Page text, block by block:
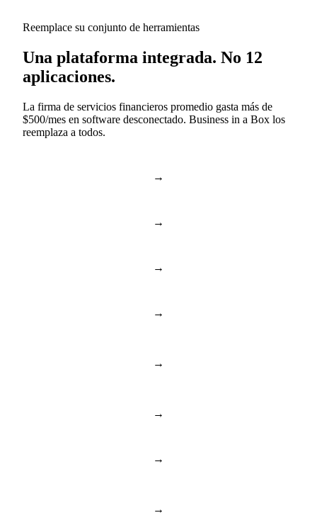
Reemplace su conjunto de herramientas
Una plataforma integrada. No 12
aplicaciones.
La firma de servicios financieros promedio gasta más de
$500/mes en software desconectado. Business in a Box los
reemplaza a todos.
→
→
→
→
→
→
→
→